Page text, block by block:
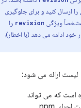
را ارسال کنید و برای جلوگیری
revision را
ارسال یک رشته در نسخه 5 به کار خود ادامه می دهد (با اخطار)،
است که می تواند